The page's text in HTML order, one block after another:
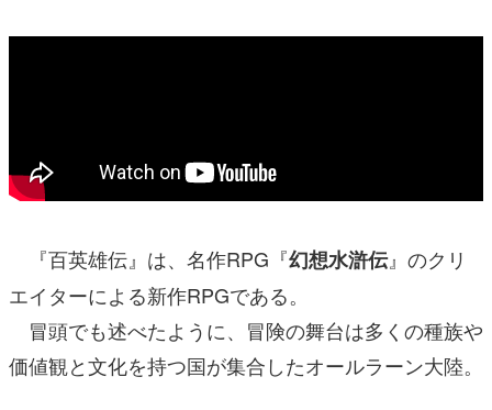
『百英雄伝』は、名作RPG『幻想水滸伝』のクリ
エイターによる新作RPGである。
冒頭でも述べたように、冒険の舞台は多くの種族や
価値観と文化を持つ国が集合したオールラーン大陸。